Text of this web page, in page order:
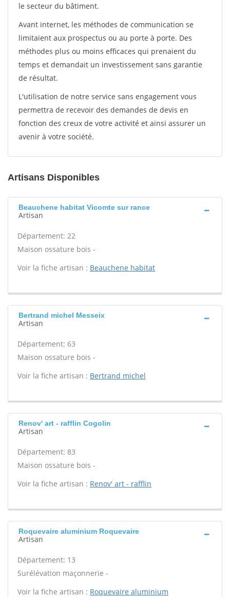
le secteur du bâtiment.
Avant internet, les méthodes de communication se
limitaient aux prospectus ou au porte à porte. Des
méthodes plus ou moins efficaces qui prenaient du
temps et demandait un investissement sans garantie
de résultat.
L'utilisation de notre service sans engagement vous
permettra de recevoir des demandes de devis en
fonction des creux de votre activité et ainsi assurer un
avenir à votre société.
Artisans Disponibles
Beauchene habitat Vicomte sur rance
Artisan
Département: 22
Maison ossature bois -
Voir la fiche artisan : Beauchene habitat
Bertrand michel Messeix
Artisan
Département: 63
Maison ossature bois -
Voir la fiche artisan : Bertrand michel
Renov' art - rafflin Cogolin
Artisan
Département: 83
Maison ossature bois -
Voir la fiche artisan : Renov' art - rafflin
Roquevaire aluminium Roquevaire
Artisan
Département: 13
Surélévation maçonnerie -
Voir la fiche artisan : Roquevaire aluminium